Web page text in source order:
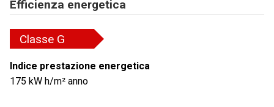
Efficienza energetica
Classe G
Indice prestazione energetica
175 kW h/m² anno